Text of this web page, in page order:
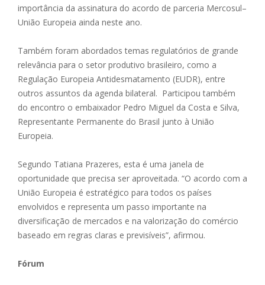
importância da assinatura do acordo de parceria Mercosul–
União Europeia ainda neste ano.
Também foram abordados temas regulatórios de grande
relevância para o setor produtivo brasileiro, como a
Regulação Europeia Antidesmatamento (EUDR), entre
outros assuntos da agenda bilateral. Participou também
do encontro o embaixador Pedro Miguel da Costa e Silva,
Representante Permanente do Brasil junto à União
Europeia.
Segundo Tatiana Prazeres, esta é uma janela de
oportunidade que precisa ser aproveitada. “O acordo com a
União Europeia é estratégico para todos os países
envolvidos e representa um passo importante na
diversificação de mercados e na valorização do comércio
baseado em regras claras e previsíveis”, afirmou.
Fórum